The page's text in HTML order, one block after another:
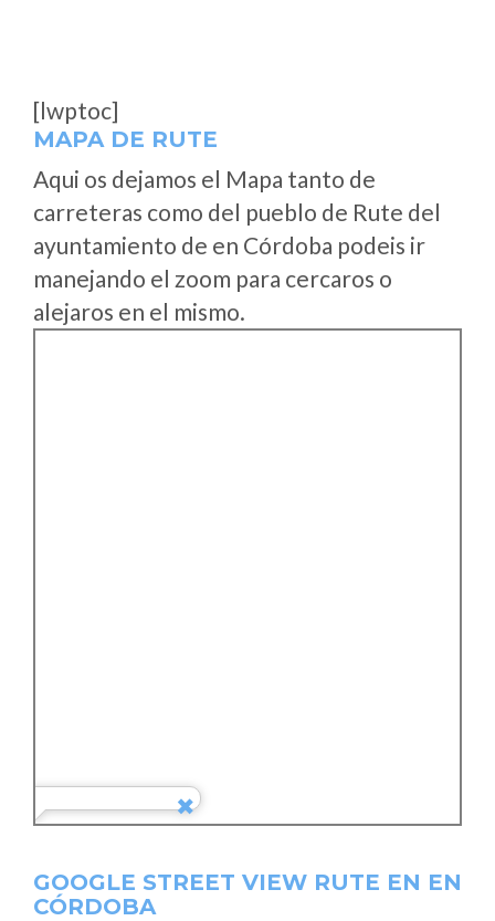
[lwptoc]
MAPA DE RUTE
Aqui os dejamos el Mapa tanto de
carreteras como del pueblo de Rute del
ayuntamiento de en Córdoba podeis ir
manejando el zoom para cercaros o
alejaros en el mismo.
GOOGLE STREET VIEW RUTE EN EN
CÓRDOBA